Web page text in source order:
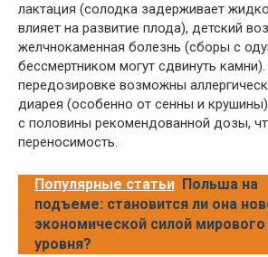
лактация (солодка задерживает
влияет на развитие плода), детский
желчнокаменная болезнь (сборы с
бессмертником могут сдвинуть
передозировке возможны
диарея (особенно от сенны и
с половины рекомендованной дозы,
переносимость.
Популярные статьи Польша на
подъеме: становится ли она
экономической силой мирового
уровня?